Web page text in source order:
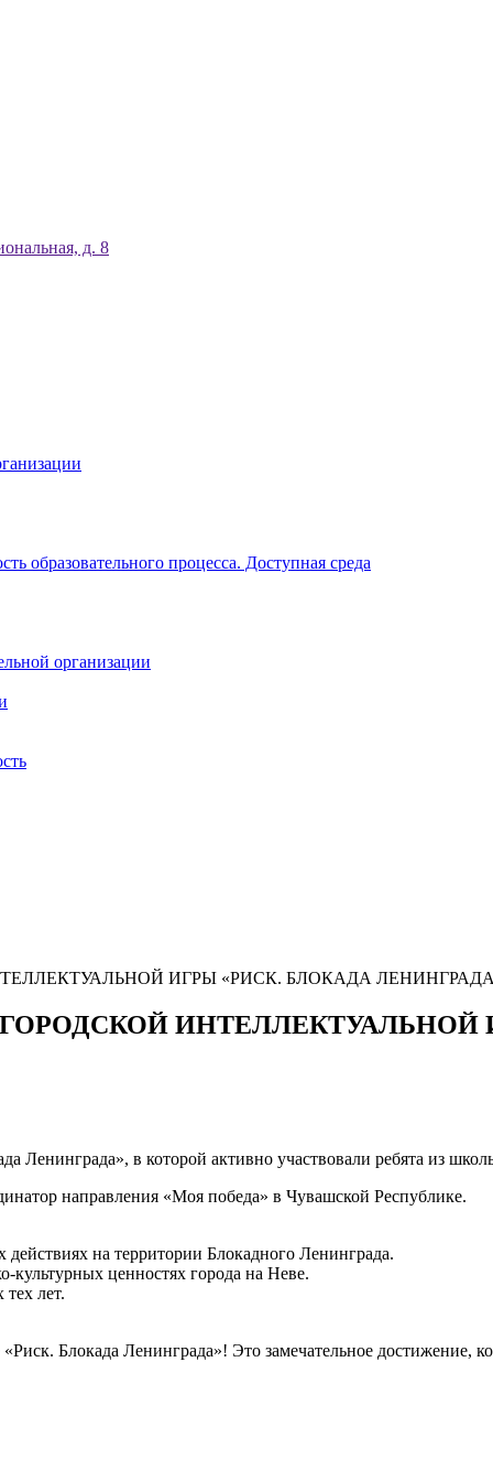
д. 8
образовательного процесса. Доступная среда
организации
ИГРЫ «РИСК. БЛОКАДА
ИНТЕЛЛЕКТУАЛЬНОЙ
Ленинграда», в которой активно участвовали ребята из
направления «Моя победа» в Чувашской Республике.
на территории Блокадного Ленинграда.
ценностях города на Неве.
лет.
Блокада Ленинграда»! Это замечательное